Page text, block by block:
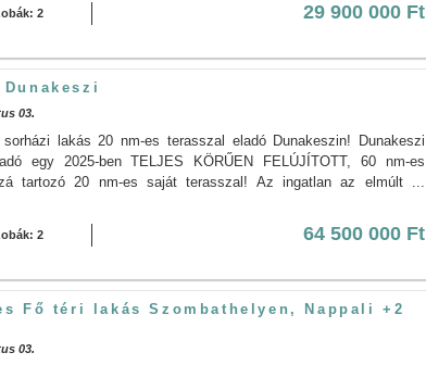
2 29 900 000 Ft
03.
lakás 20 nm-es terasszal eladó Dunakeszin! Dunakeszi
egy 2025-ben TELJES KÖRŰEN FELÚJÍTOTT, 60 nm-es
tartozó 20 nm-es saját terasszal! Az ingatlan az elmúlt ...
2 64 500 000 Ft
Fő téri lakás Szombathelyen, Nappali +2
03.